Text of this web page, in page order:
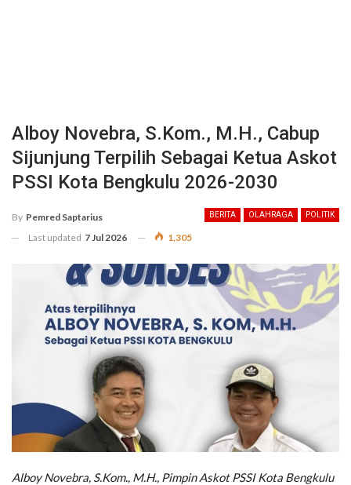
Alboy Novebra, S.Kom., M.H., Cabup
Sijunjung Terpilih Sebagai Ketua Askot
PSSI Kota Bengkulu 2026-2030
BERITA OLAHRAGA POLITIK
By Pemred Saptarius
Last updated 7 Jul 2026 1,305
Alboy Novebra, S.Kom., M.H., Pimpin Askot PSSI Kota Bengkulu